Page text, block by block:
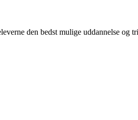
den bedst mulige uddannelse og